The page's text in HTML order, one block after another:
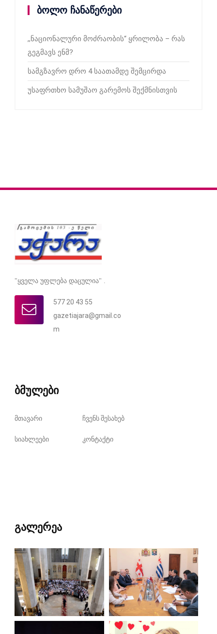
ბოლო ჩანაწერები
,,ნაციონალური მოძრაობის“ ყრილობა – რას
გეგმავს ენმ?
სამგზავრო დრო 4 საათამდე შემცირდა
უსაფრთხო სამუშაო გარემოს შექმნისთვის
"ყველა უფლება დაცულია" .
577 20 43 55
gazetiajara@gmail.co
m
ბმულები
მთავარი ჩვენს შესახებ
სიახლეები კონტაქტი
გალერეა